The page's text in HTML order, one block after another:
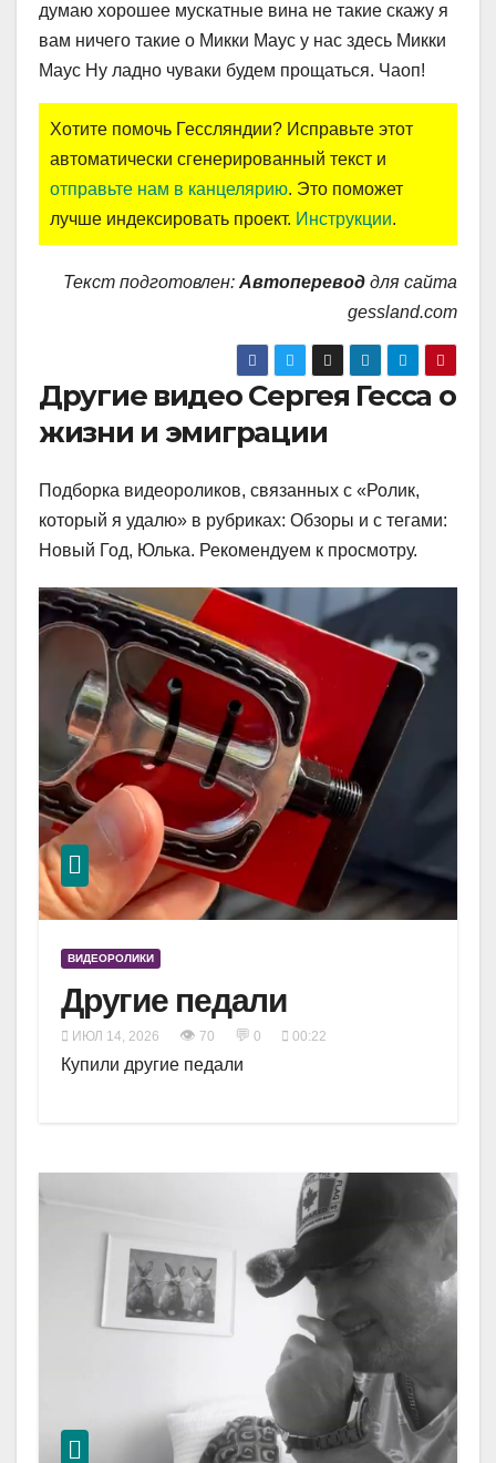
думаю хорошее мускатные вина не такие скажу я
вам ничего такие о Микки Маус у нас здесь Микки
Маус Ну ладно чуваки будем прощаться. Чаоп!
Хотите помочь Гессляндии? Исправьте этот
автоматически сгенерированный текст и
отправьте нам в канцелярию. Это поможет
лучше индексировать проект. Инструкции.
Текст подготовлен: Автоперевод для сайта
gessland.com
Другие видео Сергея Гесса о
жизни и эмиграции
Подборка видеороликов, связанных с «Ролик,
который я удалю» в рубриках: Обзоры и с тегами:
Новый Год, Юлька. Рекомендуем к просмотру.
ВИДЕОРОЛИКИ
Другие педали
ИЮЛ 14, 2026 👁 70 💬 0 00:22
Купили другие педали